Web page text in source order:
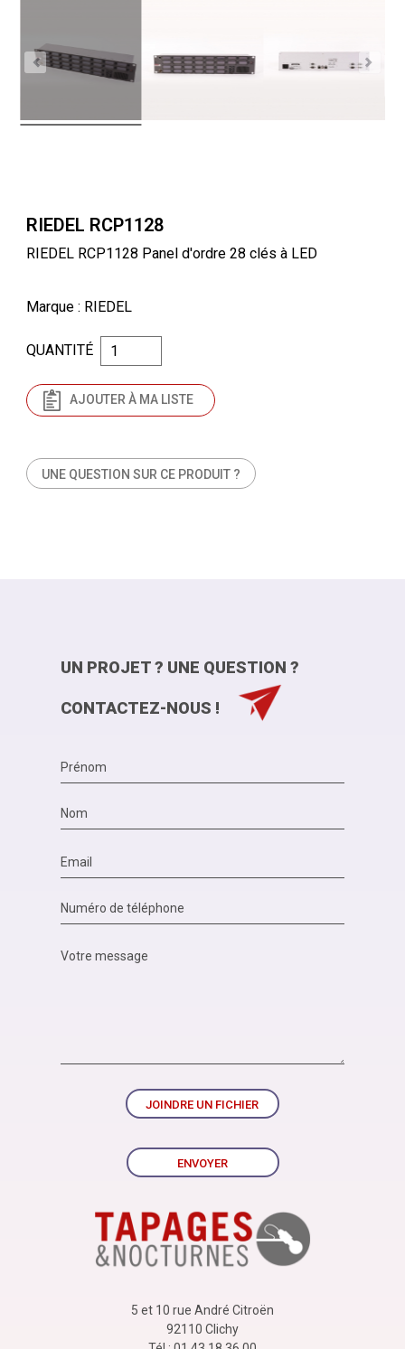
RIEDEL RCP1128
RIEDEL RCP1128 Panel d'ordre 28 clés à LED
Marque : RIEDEL
UNE QUESTION SUR CE PRODUIT ?
QUANTITÉ
AJOUTER À MA LISTE
5 et 10 rue André Citroën
92110 Clichy
UN PROJET ? UNE QUESTION ?
CONTACTEZ-NOUS !
JOINDRE UN FICHIER
ENVOYER